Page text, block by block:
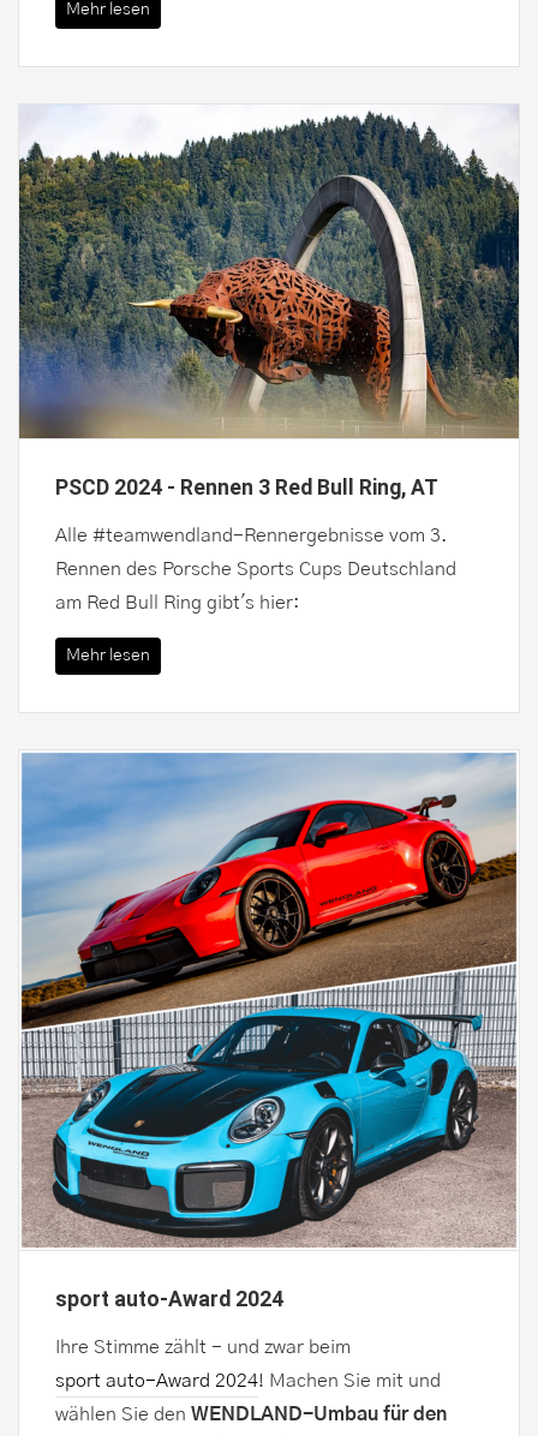
Mehr lesen
PSCD 2024 - Rennen 3 Red Bull Ring, AT
Alle #teamwendland-Rennergebnisse vom 3.
Rennen des Porsche Sports Cups Deutschland
am Red Bull Ring gibt's hier:
Mehr lesen
sport auto-Award 2024
Ihre Stimme zählt - und zwar beim
sport auto-Award 2024! Machen Sie mit und
wählen Sie den WENDLAND-Umbau für den